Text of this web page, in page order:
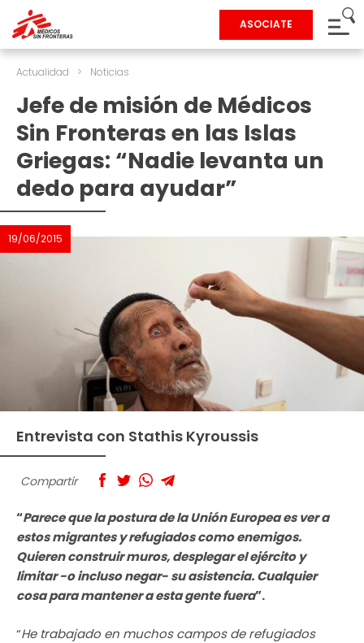
ASOCIATE
Actualidad > Noticias
Jefe de misión de Médicos
Sin Fronteras en las Islas
Griegas: “Nadie levanta un
dedo para ayudar”
19/06/2015
Entrevista con Stathis Kyroussis
Compartir
“Parece que la postura de la Unión Europea es ver a
estos migrantes y refugiados como enemigos.
Quieren construir muros, desplegar el ejército y
limitar -o incluso negar- su asistencia. Cualquier
cosa para mantener a esta gente fuera”.
“He trabajado en muchos campos de refugiados